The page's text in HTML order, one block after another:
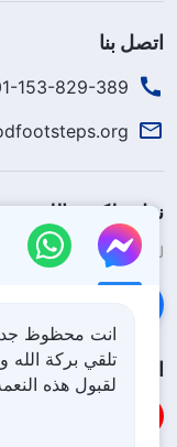
اتصل بنا
829-389+ 213-551-750-916+
نزل ملكوت الله.
لقد نزلت المملكة
اتبعنا
انت محظوظ جدا
تلقي بركة
لقبول هذه